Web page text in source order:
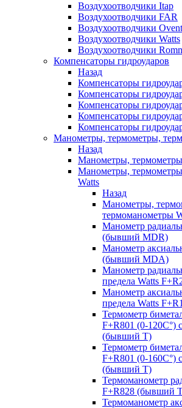
Воздухоотводчики Itap
Воздухоотводчики FAR
Воздухоотводчики
Воздухоотводчики Watts
Воздухоотводчики
Компенсаторы гидроударов
Назад
Компенсаторы
Компенсаторы
Компенсаторы
Компенсаторы
Компенсаторы
Манометры, термометры,
Назад
Манометры,
Манометры,
Watts
Назад
Манометры,
термоманометры
Манометр
(бывший MDR)
Манометр
(бывший MDA)
Манометр
предела Watts
Манометр
предела Watts
Термометр
F+R801 (0-120С°)
(бывший T)
Термометр
F+R801 (0-160С°)
(бывший T)
Термоманометр
F+R828 (бывший
Термоманометр